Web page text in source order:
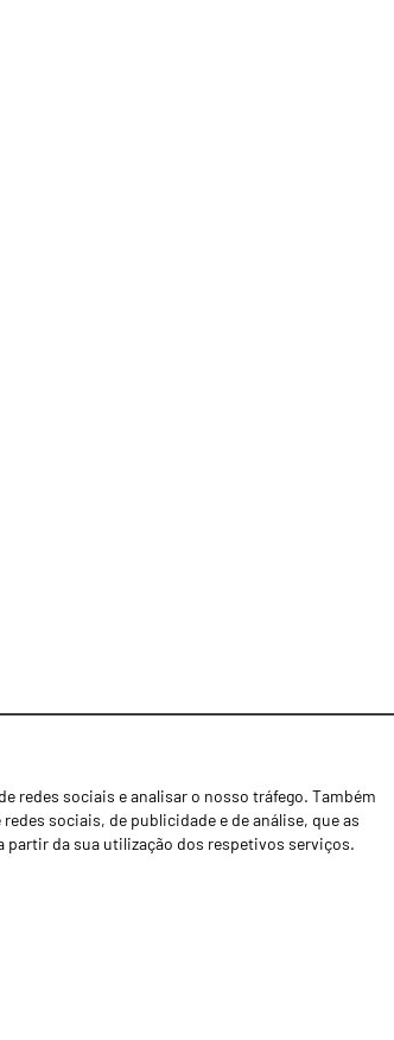
redes sociais e analisar o nosso tráfego. Também
sociais, de publicidade e de análise, que as
da sua utilização dos respetivos serviços.